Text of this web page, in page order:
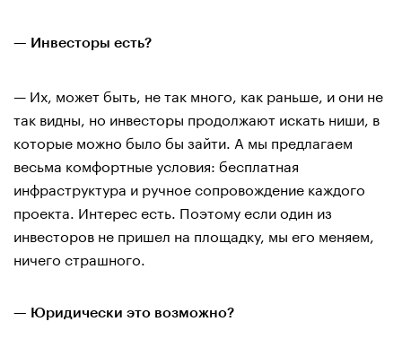
— Инвесторы есть?
— Их, может быть, не так много, как раньше, и они не
так видны, но инвесторы продолжают искать ниши, в
которые можно было бы зайти. А мы предлагаем
весьма комфортные условия: бесплатная
инфраструктура и ручное сопровождение каждого
проекта. Интерес есть. Поэтому если один из
инвесторов не пришел на площадку, мы его меняем,
ничего страшного.
— Юридически это возможно?